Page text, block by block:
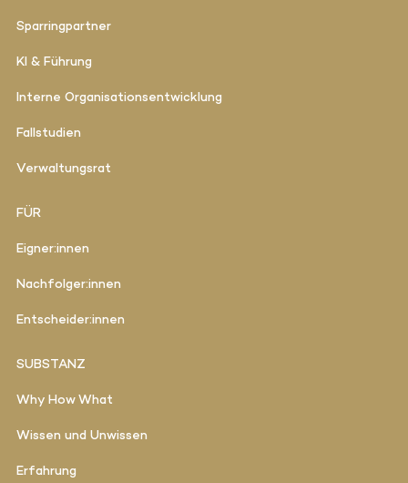
Sparringpartner
KI & Führung
Interne Organisationsentwicklung
Fallstudien
Verwaltungsrat
FÜR
Eigner:innen
Nachfolger:innen
Entscheider:innen
SUBSTANZ
Why How What
Wissen und Unwissen
Erfahrung